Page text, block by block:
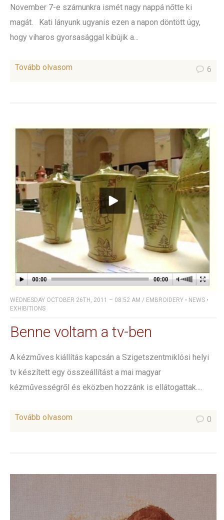
November 7-e számunkra ismét nagy nappá nőtte ki
magát. Kati lányunk ugyanis ezen a napon döntött úgy,
hogy viharos gyorsasággal kibújik a...
Tovább olvasom 6
WEDNESDAY OCTOBER 26TH, 2011 – 08:52 AM / EMBROIDERY • NEWS •
EXHIBITIONS
Benne voltam a tv-ben
A kézműves kiállítás kapcsán a Szigetszentmiklósi helyi
tv készített egy összeállítást a mai magyar
kézművességről és eközben hozzánk is ellátogattak....
Tovább olvasom 0